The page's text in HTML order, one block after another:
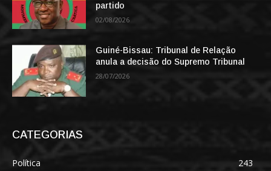
partido
02/08/2026
Guiné-Bissau: Tribunal de Relação
anula a decisão do Supremo Tribunal
28/07/2026
CATEGORIAS
Política
243